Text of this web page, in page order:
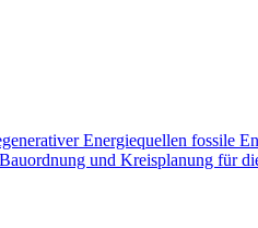
Energiequellen fossile
und Kreisplanung für